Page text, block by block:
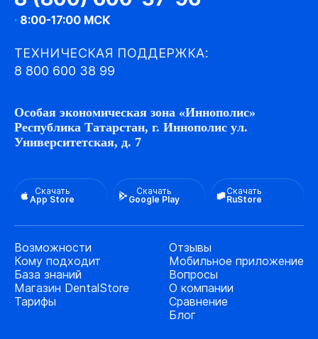
· 8:00-17:00 МСК
ТЕХНИЧЕСКАЯ ПОДДЕРЖКА:
8 800 600 38 99
Особая экономическая зона «Иннополис»
Республика Татарстан, г. Иннополис ул.
Университетская, д. 7
Скачать
App Store
Скачать
Google Play
Скачать
RuStore
Возможности
Кому подходит
База знаний
Магазин DentalStore
Тарифы
Отзывы
Мобильное приложение
Вопросы
О компании
Сравнение
Блог